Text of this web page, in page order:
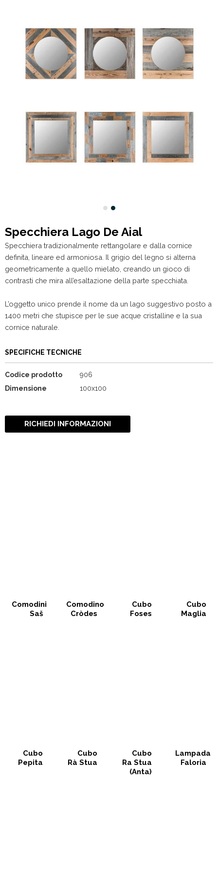
Specchiera Lago De Aial
Specchiera tradizionalmente rettangolare e dalla cornice
definita, lineare ed armoniosa. Il grigio del legno si alterna
geometricamente a quello mielato, creando un gioco di
contrasti che mira all’esaltazione della parte specchiata.
L’oggetto unico prende il nome da un lago suggestivo posto a
1400 metri che stupisce per le sue acque cristalline e la sua
cornice naturale.
SPECIFICHE TECNICHE
Codice prodotto
906
Dimensione
100x100
RICHIEDI INFORMAZIONI
Comodini
Saš
Comodino
Cròdes
Cubo
Foses
Cubo
Maglia
Cubo
Pepita
Cubo
Rà Stua
Cubo
Ra Stua
(Anta)
Lampada
Faloria